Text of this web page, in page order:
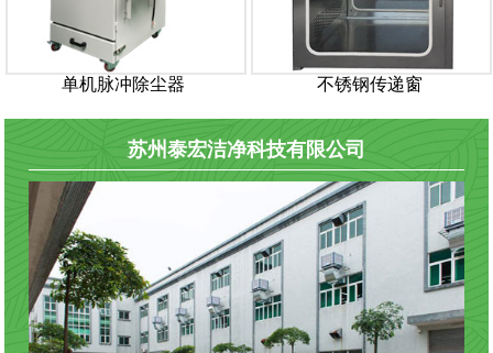
单机脉冲除尘器 不锈钢传递窗
苏州泰宏洁净科技有限公司